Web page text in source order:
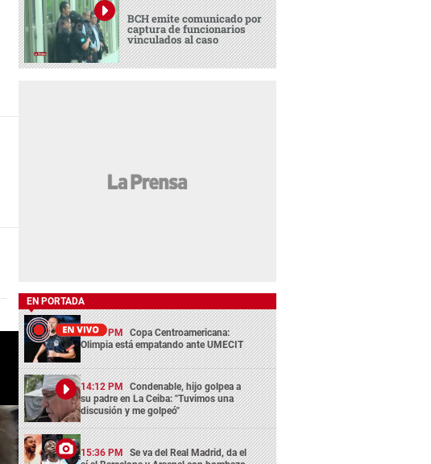
BCH emite comunicado por
captura de funcionarios
vinculados al caso
EN PORTADA
13:29 PM Copa Centroamericana:
Olimpia está empatando ante UMECIT
14:12 PM Condenable, hijo golpea a
su padre en La Ceiba: "Tuvimos una
discusión y me golpeó"
15:36 PM Se va del Real Madrid, da el